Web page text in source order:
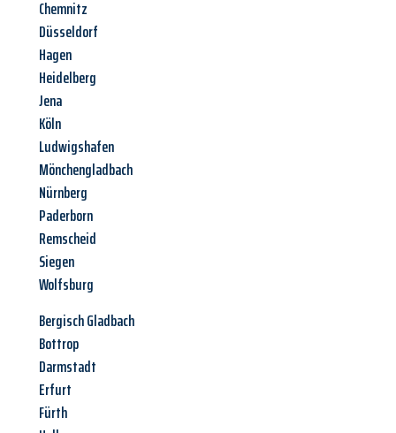
Chemnitz
Düsseldorf
Hagen
Heidelberg
Jena
Köln
Ludwigshafen
Mönchengladbach
Nürnberg
Paderborn
Remscheid
Siegen
Wolfsburg
Bergisch Gladbach
Bottrop
Darmstadt
Erfurt
Fürth